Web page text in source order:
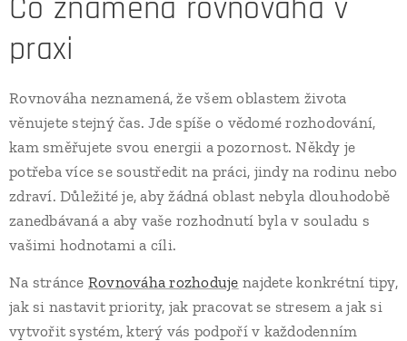
Co znamená rovnováha v
praxi
Rovnováha neznamená, že všem oblastem života
věnujete stejný čas. Jde spíše o vědomé rozhodování,
kam směřujete svou energii a pozornost. Někdy je
potřeba více se soustředit na práci, jindy na rodinu nebo
zdraví. Důležité je, aby žádná oblast nebyla dlouhodobě
zanedbávaná a aby vaše rozhodnutí byla v souladu s
vašimi hodnotami a cíli.
Na stránce Rovnováha rozhoduje najdete konkrétní tipy,
jak si nastavit priority, jak pracovat se stresem a jak si
vytvořit systém, který vás podpoří v každodenním